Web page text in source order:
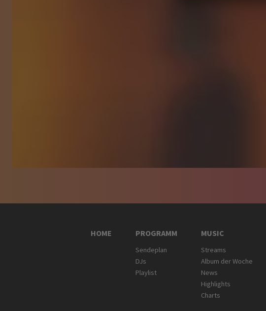
HOME PROGRAMM
Sendeplan
DJs
Playlist
MUSIC
Streams
Album der Woche
News
Highlights
Charts